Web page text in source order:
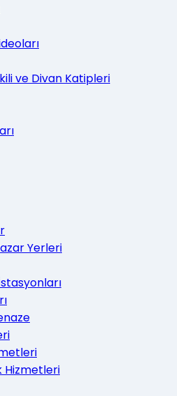
ve Divan Katipleri
Yerleri
Hizmetleri